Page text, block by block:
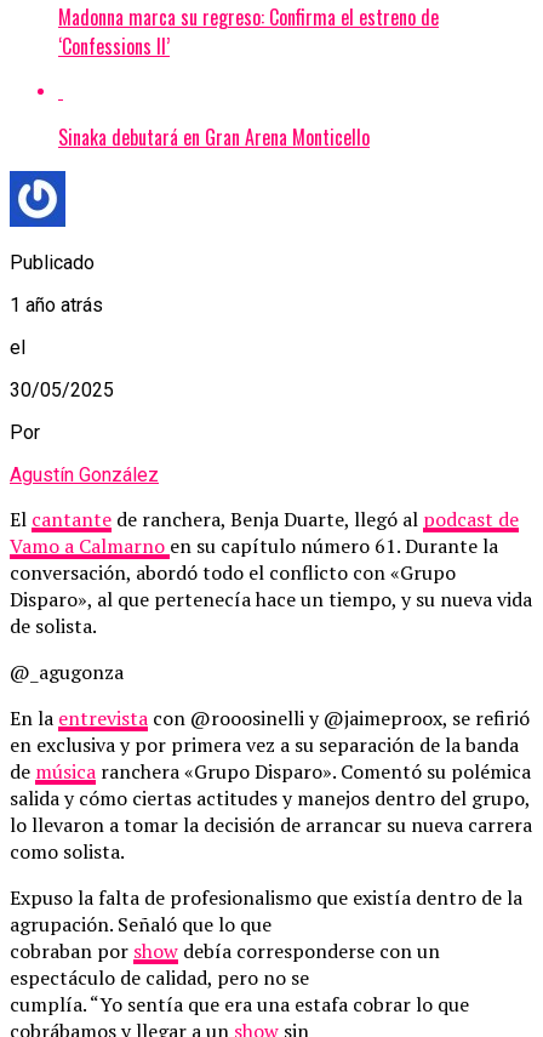
Madonna marca su regreso: Confirma el estreno de
‘Confessions II’
Sinaka debutará en Gran Arena Monticello
Publicado
1 año atrás
el
30/05/2025
Por
Agustín González
El cantante de ranchera, Benja Duarte, llegó al podcast de
Vamo a Calmarno en su capítulo número 61. Durante la
conversación, abordó todo el conflicto con «Grupo
Disparo», al que pertenecía hace un tiempo, y su nueva vida
de solista.
@_agugonza
En la entrevista con @rooosinelli y @jaimeproox, se refirió
en exclusiva y por primera vez a su separación de la banda
de música ranchera «Grupo Disparo». Comentó su polémica
salida y cómo ciertas actitudes y manejos dentro del grupo,
lo llevaron a tomar la decisión de arrancar su nueva carrera
como solista.
Expuso la falta de profesionalismo que existía dentro de la
agrupación. Señaló que lo que
cobraban por show debía corresponderse con un
espectáculo de calidad, pero no se
cumplía. “Yo sentía que era una estafa cobrar lo que
cobrábamos y llegar a un show sin